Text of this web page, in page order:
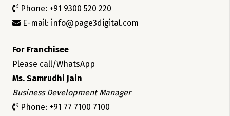
Phone: +91 9300 520 220
E-mail: info@page3digital.com
For Franchisee
Please call/WhatsApp
Ms. Samrudhi Jain
Business Development Manager
Phone: +91 77 7100 7100